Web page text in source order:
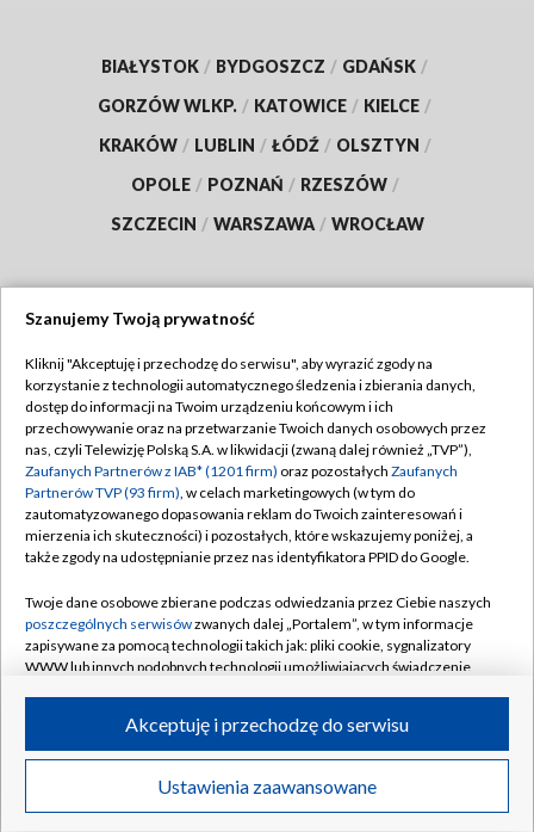
BIAŁYSTOK / BYDGOSZCZ / GDAŃSK /
GORZÓW WLKP. / KATOWICE / KIELCE /
KRAKÓW / LUBLIN / ŁÓDŹ / OLSZTYN /
OPOLE / POZNAŃ / RZESZÓW /
SZCZECIN / WARSZAWA / WROCŁAW
TVP
Abonament TVP
Emisja w TVP
Centrum informacji TVP
Naziemna Telewizja Cyfrowa
Rada Programowa
System NOS
Informacje o nadawcy
Program dla prasy
Ogłoszenie przetargowe
Regulamin TVP
Polityka prywatności
Moje zgody
Pomoc
Kontakt
Kanały
©2026 Telewizja Polska S.A. w likwidacji
Szanujemy Twoją prywatność
Kliknij "Akceptuję i przechodzę do serwisu", aby wyrazić zgody na
korzystanie z technologii automatycznego śledzenia i zbierania danych,
dostęp do informacji na Twoim urządzeniu końcowym i ich
przechowywanie oraz na przetwarzanie Twoich danych osobowych przez
nas, czyli Telewizję Polską S.A. w likwidacji (zwaną dalej również „TVP”),
Zaufanych Partnerów z IAB* (1201 firm) oraz pozostałych Zaufanych
Partnerów TVP (93 firm), w celach marketingowych (w tym do
zautomatyzowanego dopasowania reklam do Twoich zainteresowań i
mierzenia ich skuteczności) i pozostałych, które wskazujemy poniżej, a
także zgody na udostępnianie przez nas identyfikatora PPID do Google.
Twoje dane osobowe zbierane podczas odwiedzania przez Ciebie naszych
poszczególnych serwisówzwanych dalej „Portalem”, w tym informacje
zapisywane za pomocą technologii takich jak: pliki cookie, sygnalizatory
WWW lub innych podobnych technologii umożliwiających świadczenie
ruchu w Internecie.
Twoje dane osobowe zbierane podczas odwiedzania przez Ciebie
poszczególnych serwisówna Portalu, takie jak adresy IP, identyfikatory
Ustawienia zaawansowane
Akceptuję i przechodzę do serwisu